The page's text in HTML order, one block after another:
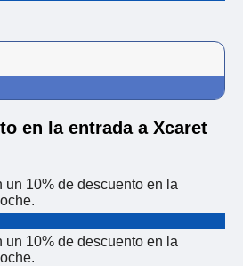
en la entrada a Xcaret
un 10% de descuento en la
un 10% de descuento en la